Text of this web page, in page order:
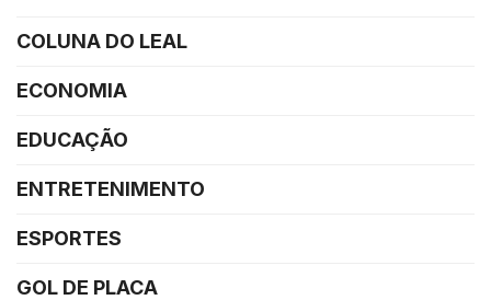
COLUNA DO LEAL
ECONOMIA
EDUCAÇÃO
ENTRETENIMENTO
ESPORTES
GOL DE PLACA